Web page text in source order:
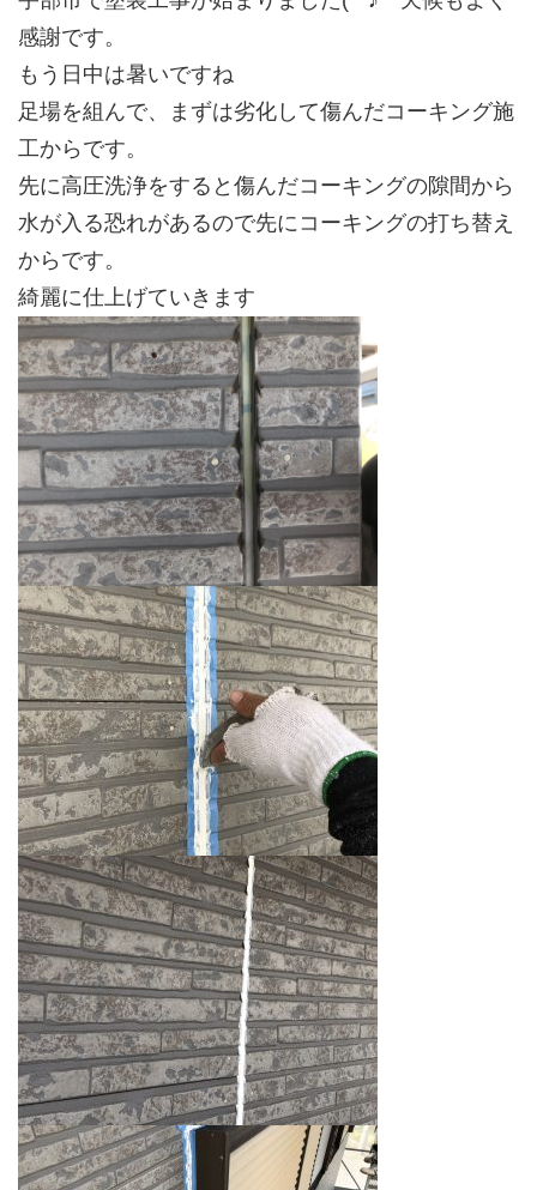
感謝です。
もう日中は暑いですね
足場を組んで、まずは劣化して傷んだコーキング施
工からです。
先に高圧洗浄をすると傷んだコーキングの隙間から
水が入る恐れがあるので先にコーキングの打ち替え
からです。
綺麗に仕上げていきます